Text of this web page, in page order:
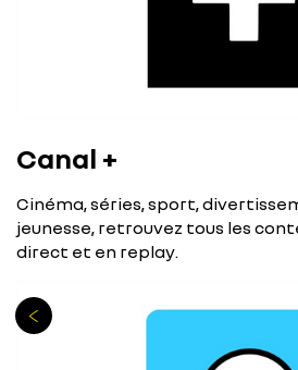
Canal +
Cinéma, séries, sport,
jeunesse, retrouvez tous les
direct et en replay.